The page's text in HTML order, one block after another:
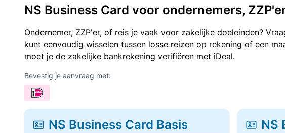
NS Business Card voor ondernemers,
Ondernemer, ZZP'er, of reis je vaak voor zakelijke doeleinden?
kunt eenvoudig wisselen tussen losse reizen op rekening of een
moet je de zakelijke bankrekening verifiëren met iDeal.
Bevestig je aanvraag met:
NS Business Card Basis
NS